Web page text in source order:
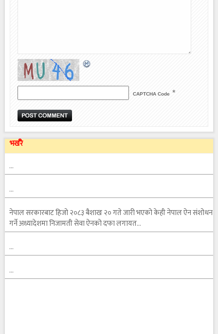
CAPTCHA Code *
भर्खरै
…
…
नेपाल सरकारबाट हिजो २०८३ बैशाख २० गते जारी भएको केही नेपाल ऐन संशोधन
गर्ने अध्यादेशमा निजामती सेवा ऐनको दफा लगायत…
…
…